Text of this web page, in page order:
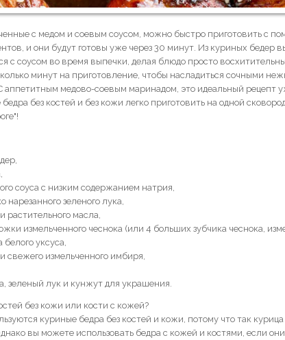
с медом и соевым соусом, можно быстро приготовить с
и они будут готовы уже через 30 минут. Из куриных бедер
с соусом во время выпечки, делая блюдо просто
минут на приготовление, чтобы насладиться сочными
медово-соевым маринадом, это идеальный рецепт
без костей и без кожи легко приготовить на одной
соуса с низким содержанием натрия,
нарезанного зеленого лука,
растительного масла,
измельченного чеснока (или 4 больших зубчика чеснока,
уксуса,
свежего измельченного имбиря,
зеленый лук и кунжут для украшения.
без кожи или кости с кожей?
куриные бедра без костей и кожи, потому что так
вы можете использовать бедра с кожей и костями, если они